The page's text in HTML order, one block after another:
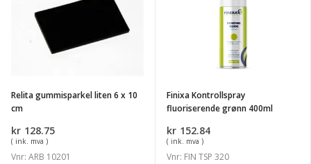
Relita gummisparkel liten 6 x 10
cm
kr 128.75
( ink. mva )
Vnr: ARB 10201
fluoriserende
Finixa Kontrollspray
fluoriserende grønn 400ml
kr 152.84
( ink. mva )
Vnr: FIN TSP 320